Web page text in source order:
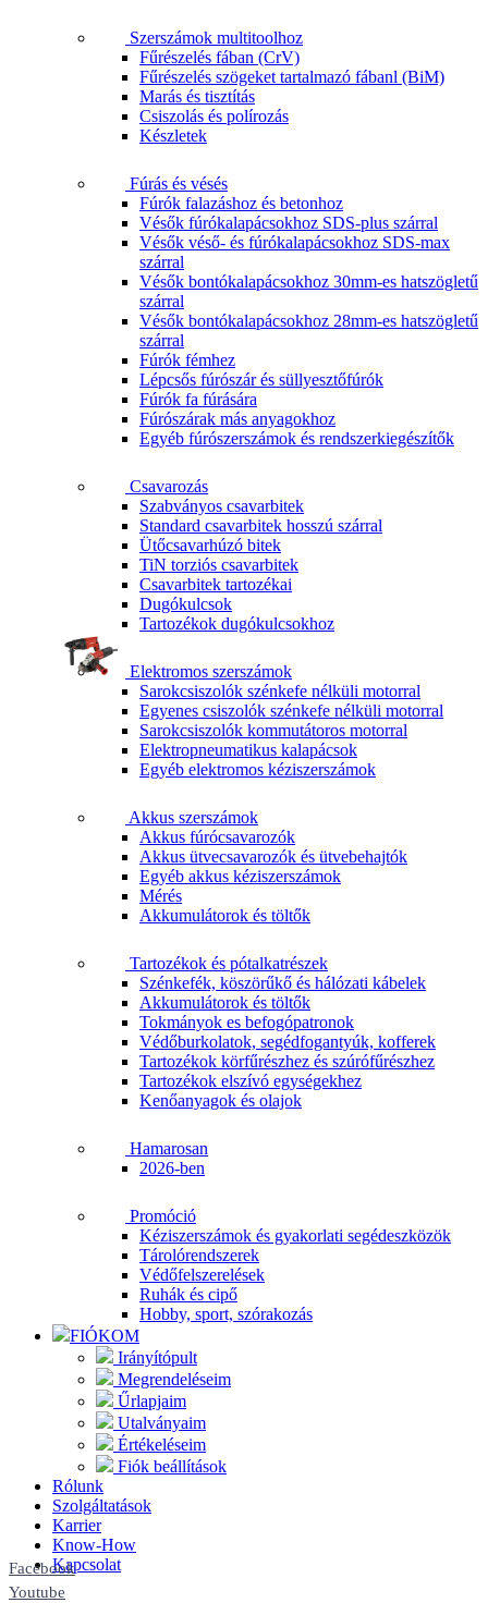
Szerszámok multitoolhoz
Fűrészelés fában (CrV)
Fűrészelés szögeket tartalmazó fábanl (BiM)
Marás és tisztítás
Csiszolás és polírozás
Készletek
Fúrás és vésés
Fúrók falazáshoz és betonhoz
Vésők fúrókalapácsokhoz SDS-plus szárral
Vésők véső- és fúrókalapácsokhoz SDS-max
szárral
Vésők bontókalapácsokhoz 30mm-es hatszögletű
szárral
Vésők bontókalapácsokhoz 28mm-es hatszögletű
szárral
Fúrók fémhez
Lépcsős fúrószár és süllyesztőfúrók
Fúrók fa fúrására
Fúrószárak más anyagokhoz
Egyéb fúrószerszámok és rendszerkiegészítők
Csavarozás
Szabványos csavarbitek
Standard csavarbitek hosszú szárral
Ütőcsavarhúzó bitek
TiN torziós csavarbitek
Csavarbitek tartozékai
Dugókulcsok
Tartozékok dugókulcsokhoz
Elektromos szerszámok
Sarokcsiszolók szénkefe nélküli motorral
Egyenes csiszolók szénkefe nélküli motorral
Sarokcsiszolók kommutátoros motorral
Elektropneumatikus kalapácsok
Egyéb elektromos kéziszerszámok
Akkus szerszámok
Akkus fúrócsavarozók
Akkus ütvecsavarozók és ütvebehajtók
Egyéb akkus kéziszerszámok
Mérés
Akkumulátorok és töltők
Tartozékok és pótalkatrészek
Szénkefék, köszörűkő és hálózati kábelek
Akkumulátorok és töltők
Tokmányok es befogópatronok
Védőburkolatok, segédfogantyúk, kofferek
Tartozékok körfűrészhez és szúrófűrészhez
Tartozékok elszívó egységekhez
Kenőanyagok és olajok
Hamarosan
2026-ben
Promóció
Kéziszerszámok és gyakorlati segédeszközök
Tárolórendszerek
Védőfelszerelések
Ruhák és cipő
Hobby, sport, szórakozás
FIÓKOM
Irányítópult
Megrendeléseim
Űrlapjaim
Utalványaim
Értékeléseim
Fiók beállítások
Rólunk
Szolgáltatások
Karrier
Know-How
Kapcsolat
Facebook
Youtube